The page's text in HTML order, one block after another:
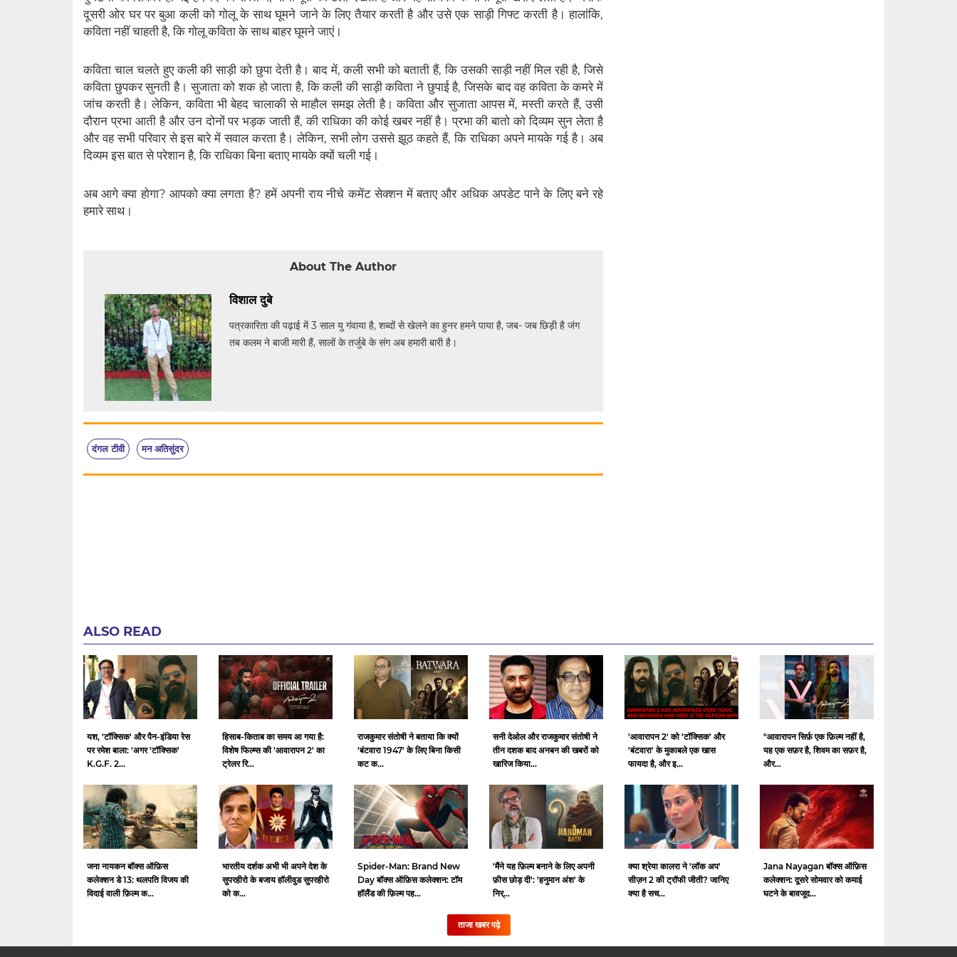
दूसरी ओर घर पर बुआ कली को गोलू के साथ घूमने जाने के लिए तैयार करती है और उसे एक साड़ी गिफ्ट करती है। हालांकि,
कविता नहीं चाहती है, कि गोलू कविता के साथ बाहर घूमने जाएं।
कविता चाल चलते हुए कली की साड़ी को छुपा देती है। बाद में, कली सभी को बताती हैं, कि उसकी साड़ी नहीं मिल रही है, जिसे
कविता छुपकर सुनती है। सुजाता को शक हो जाता है, कि कली की साड़ी कविता ने छुपाई है, जिसके बाद वह कविता के कमरे में
जांच करती है। लेकिन, कविता भी बेहद चालाकी से माहौल समझ लेती है। कविता और सुजाता आपस में, मस्ती करते हैं, उसी
दौरान प्रभा आती है और उन दोनों पर भड़क जाती हैं, की राधिका की कोई खबर नहीं है। प्रभा की बातो को दिव्यम सुन लेता है
और वह सभी परिवार से इस बारे में सवाल करता है। लेकिन, सभी लोग उससे झूठ कहते हैं, कि राधिका अपने मायके गई है। अब
दिव्यम इस बात से परेशान है, कि राधिका बिना बताए मायके क्यों चली गई।
अब आगे क्या होगा? आपको क्या लगता है? हमें अपनी राय नीचे कमेंट सेक्शन में बताए और अधिक अपडेट पाने के लिए बने रहे
हमारे साथ।
About The Author
विशाल दुबे
पत्रकारिता की पढ़ाई में 3 साल यु गंवाया है, शब्दों से खेलने का हुनर हमने पाया है, जब- जब छिड़ी है जंग
तब कलम ने बाजी मारी हैं, सालों के तर्जुबे के संग अब हमारी बारी है।
दंगल टीवी मन अतिसुंदर
ALSO READ
यश, 'टॉक्सिक' और पैन-इंडिया रेस
पर रमेश बाला: 'अगर 'टॉक्सिक'
K.G.F. 2...
हिसाब-किताब का समय आ गया है:
विशेष फिल्म्स की 'आवारापन 2' का
ट्रेलर रि...
राजकुमार संतोषी ने बताया कि क्यों
'बंटवारा 1947' के लिए बिना किसी
कट क...
सनी देओल और राजकुमार संतोषी ने
तीन दशक बाद अनबन की खबरों को
खारिज किया...
'आवारापन 2' को 'टॉक्सिक' और
'बंटवारा' के मुकाबले एक खास
फायदा है, और इ...
"आवारापन सिर्फ़ एक फ़िल्म नहीं है,
यह एक सफ़र है, शिवम का सफ़र है,
और...
जना नायकन बॉक्स ऑफ़िस
कलेक्शन डे 13: थलपति विजय की
विदाई वाली फ़िल्म क...
भारतीय दर्शक अभी भी अपने देश के
सुपरहीरो के बजाय हॉलीवुड सुपरहीरो
को क...
Spider-Man: Brand New
Day बॉक्स ऑफ़िस कलेक्शन: टॉम
हॉलैंड की फ़िल्म पह...
'मैंने यह फ़िल्म बनाने के लिए अपनी
फ़ीस छोड़ दी': 'हनुमान अंश' के
निर्...
क्या श्रेया कालरा ने 'लॉक अप'
सीज़न 2 की ट्रॉफी जीती? जानिए
क्या है सच...
Jana Nayagan बॉक्स ऑफ़िस
कलेक्शन: दूसरे सोमवार को कमाई
घटने के बावजूद...
ताजा खबर पढ़े